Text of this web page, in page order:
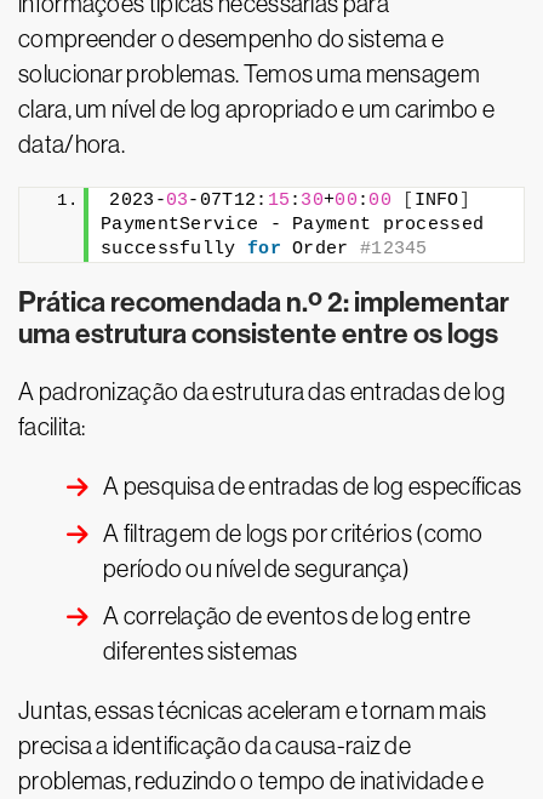
compreender o desempenho do sistema e
solucionar problemas. Temos uma mensagem
clara, um nível de log apropriado e um carimbo e
data/hora.
2023-03-07T12: 15 : 30+00 : 00 INFO
PaymentService - Payment processed
successfully for Order #12345
Prática recomendada n.º 2: implementar
uma estrutura consistente entre os logs
A padronização da estrutura das entradas de log
facilita:
A pesquisa de entradas de log específicas
A filtragem de logs por critérios (como
período ou nível de segurança)
A correlação de eventos de log entre
diferentes sistemas
Juntas, essas técnicas aceleram e tornam mais
precisa a identificação da causa-raiz de
problemas, reduzindo o tempo de inatividade e